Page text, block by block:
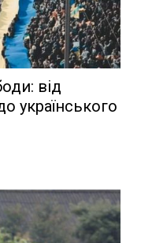
від
українського